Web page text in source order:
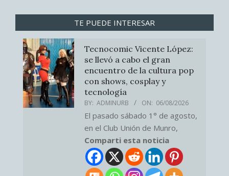
TE PUEDE INTERESAR
Tecnocomic Vicente López:
se llevó a cabo el gran
encuentro de la cultura pop
con shows, cosplay y
tecnología
BY: ADMINURB ON: 06/08/2026
El pasado sábado 1° de agosto,
en el Club Unión de Munro,
Comparti esta noticia